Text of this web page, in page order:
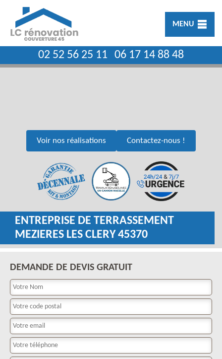
MENU
02 52 56 25 11 06 17 14 88 48
Voir nos réalisations Contactez-nous !
ENTREPRISE DE TERRASSEMENT
MEZIERES LES CLERY 45370
DEMANDE DE DEVIS GRATUIT